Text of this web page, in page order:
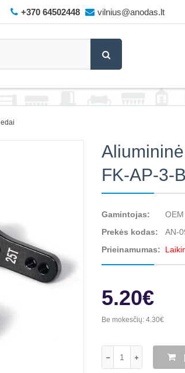
+370 64502448 vilnius@anodas.lt
FK-AP-3-
Gamintojas:
OEM
Prekės kodas:
AN-
Prieinamumas:
5.20€
Be mokesčių:4.30€